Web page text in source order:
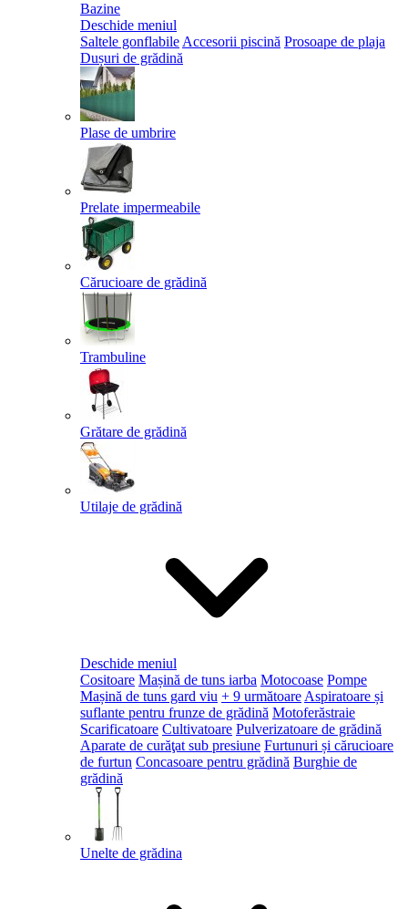
Bazine
Deschide meniul
Saltele gonflabile Accesorii piscină Prosoape de plaja
Dușuri de grădină
Plase de umbrire
Prelate impermeabile
Cărucioare de grădină
Trambuline
Grătare de grădină
Utilaje de grădină
Deschide meniul
Cositoare Mașină de tuns iarba Motocoase Pompe
Mașină de tuns gard viu + 9 următoare Aspiratoare și
suflante pentru frunze de grădină Motoferăstraie
Scarificatoare Cultivatoare Pulverizatoare de grădină
Aparate de curăţat sub presiune Furtunuri și cărucioare
de furtun Concasoare pentru grădină Burghie de
grădină
Unelte de grădina